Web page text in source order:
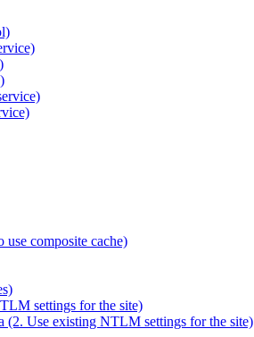
composite cache)
settings for the site)
Use existing NTLM settings for the site)